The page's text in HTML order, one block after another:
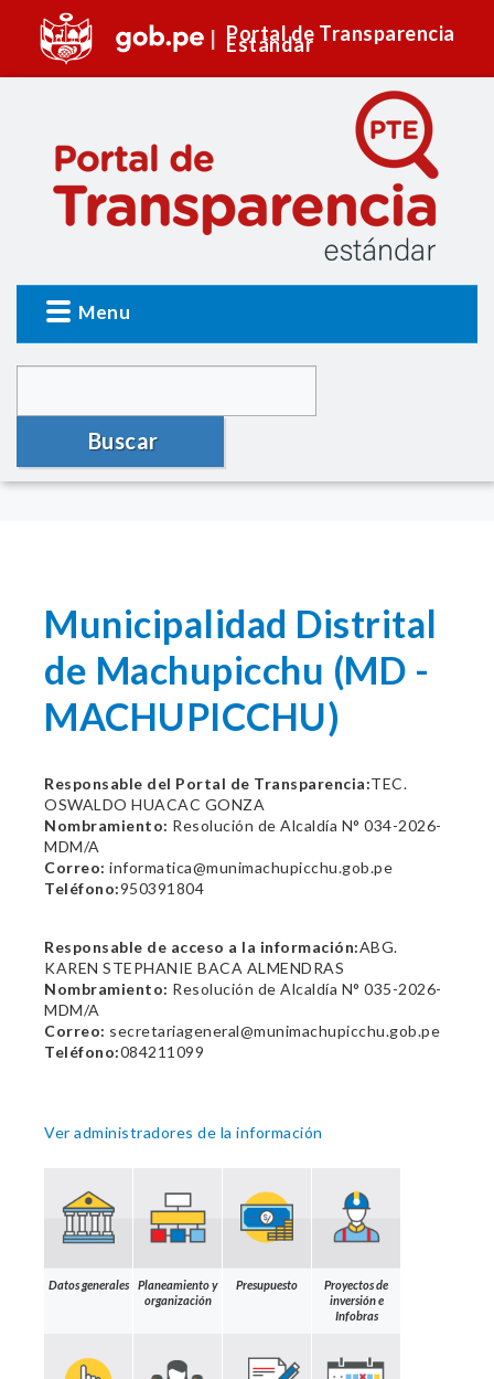
Portal de Transparencia
Estándar
Menu
Buscar
Municipalidad Distrital
de Machupicchu (MD -
MACHUPICCHU)
Responsable del Portal de Transparencia:TEC.
OSWALDO HUACAC GONZA
Nombramiento: Resolución de Alcaldía N° 034-2026-
MDM/A
Correo: informatica@munimachupicchu.gob.pe
Teléfono:950391804
Responsable de acceso a la información:ABG.
KAREN STEPHANIE BACA ALMENDRAS
Nombramiento: Resolución de Alcaldía N° 035-2026-
MDM/A
Correo: secretariageneral@munimachupicchu.gob.pe
Teléfono:084211099
Ver administradores de la información
Datos generales
Planeamiento y
organización
Presupuesto
Proyectos de
inversión e
Infobras